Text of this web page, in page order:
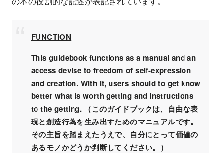
FUNCTION
This guidebook functions as a manual and an
access devise to freedom of self-expression
and creation. With it, users should to get know
better what is worth getting and instructions
to the getting. （このガイドブックは、自由な表
現と創造行為を生み出すためのマニュアルです。
その主旨を踏まえたうえで、自分にとって価値の
あるモノかどうか判断してください。）